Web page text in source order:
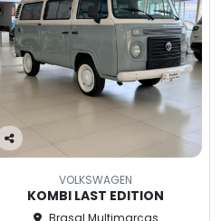
Co
VOLKSWAGEN
KOMBI LAST EDITION
Brasal Multimarcas